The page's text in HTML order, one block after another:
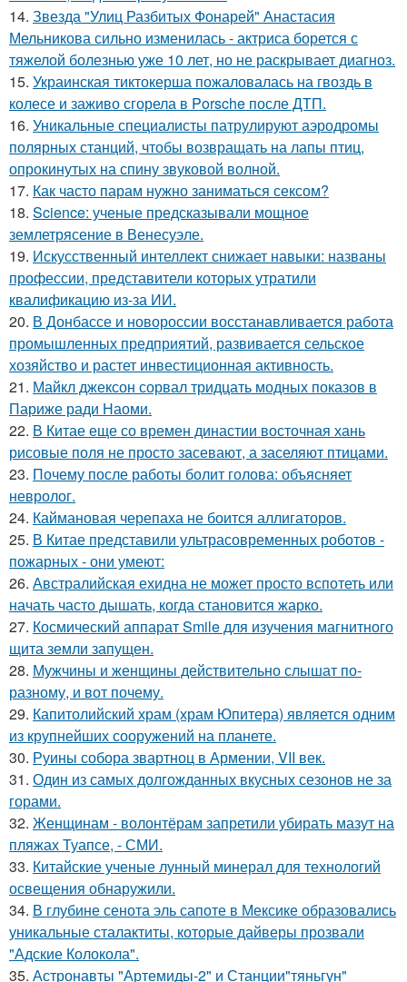
14. Звезда "Улиц Разбитых Фонарей" Анастасия
Мельникова сильно изменилась - актриса борется с
тяжелой болезнью уже 10 лет, но не раскрывает диагноз.
15. Украинская тиктокерша пожаловалась на гвоздь в
колесе и заживо сгорела в Porsche после ДТП.
16. Уникальные специалисты патрулируют аэродромы
полярных станций, чтобы возвращать на лапы птиц,
опрокинутых на спину звуковой волной.
17. Как часто парам нужно заниматься сексом?
18. Science: ученые предсказывали мощное
землетрясение в Венесуэле.
19. Искусственный интеллект снижает навыки: названы
профессии, представители которых утратили
квалификацию из-за ИИ.
20. В Донбассе и новороссии восстанавливается работа
промышленных предприятий, развивается сельское
хозяйство и растет инвестиционная активность.
21. Майкл джексон сорвал тридцать модных показов в
Париже ради Наоми.
22. В Китае еще со времен династии восточная хань
рисовые поля не просто засевают, а заселяют птицами.
23. Почему после работы болит голова: объясняет
невролог.
24. Каймановая черепаха не боится аллигаторов.
25. В Китае представили ультрасовременных роботов -
пожарных - они умеют:
26. Австралийская ехидна не может просто вспотеть или
начать часто дышать, когда становится жарко.
27. Космический аппарат Smile для изучения магнитного
щита земли запущен.
28. Мужчины и женщины действительно слышат по-
разному, и вот почему.
29. Капитолийский храм (храм Юпитера) является одним
из крупнейших сооружений на планете.
30. Руины собора звартноц в Армении, VII век.
31. Один из самых долгожданных вкусных сезонов не за
горами.
32. Женщинам - волонтёрам запретили убирать мазут на
пляжах Туапсе, - СМИ.
33. Китайские ученые лунный минерал для технологий
освещения обнаружили.
34. В глубине сенота эль сапоте в Мексике образовались
уникальные сталактиты, которые дайверы прозвали
"Адские Колокола".
35. Астронавты "Артемиды-2" и Станции"тяньгун"